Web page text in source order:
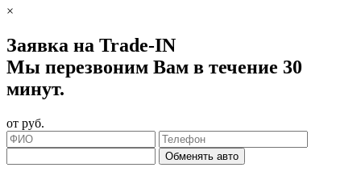
×
Заявка на Trade-IN
Мы перезвоним Вам в течение 30
минут.
от руб.
Обменять авто